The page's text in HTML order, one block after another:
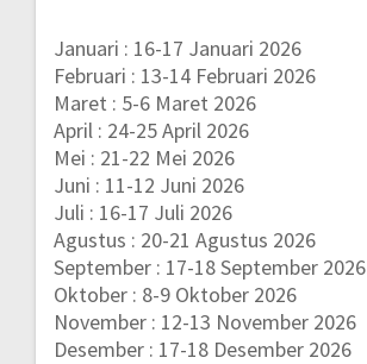
Januari : 16-17 Januari 2026
Februari : 13-14 Februari 2026
Maret : 5-6 Maret 2026
April : 24-25 April 2026
Mei : 21-22 Mei 2026
Juni : 11-12 Juni 2026
Juli : 16-17 Juli 2026
Agustus : 20-21 Agustus 2026
September : 17-18 September 2026
Oktober : 8-9 Oktober 2026
November : 12-13 November 2026
Desember : 17-18 Desember 2026